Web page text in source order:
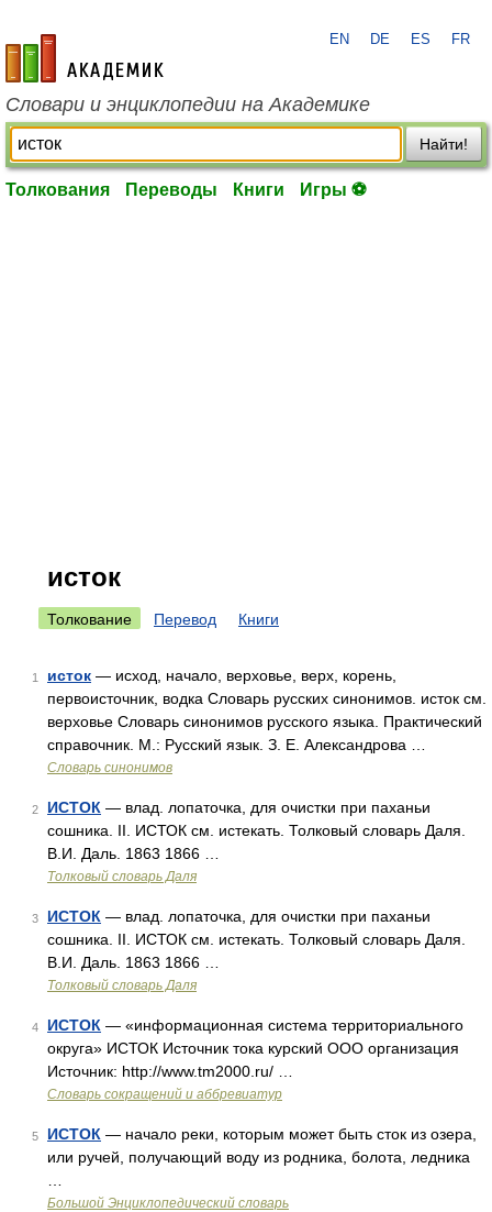
academic.ru
EN DE ES FR
Словари и энциклопедии на Академике
Найти!
Толкования Переводы Книги Игры ⚽
исток
Толкование Перевод Книги
1 исток — исход, начало, верховье, верх, корень,
первоисточник, водка Словарь русских синонимов. исток см.
верховье Словарь синонимов русского языка. Практический
справочник. М.: Русский язык. З. Е. Александрова …
Словарь синонимов
2 ИСТОК — влад. лопаточка, для очистки при паханьи
сошника. II. ИСТОК см. истекать. Толковый словарь Даля.
В.И. Даль. 1863 1866 …
Толковый словарь Даля
3 ИСТОК — влад. лопаточка, для очистки при паханьи
сошника. II. ИСТОК см. истекать. Толковый словарь Даля.
В.И. Даль. 1863 1866 …
Толковый словарь Даля
4 ИСТОК — «информационная система территориального
округа» ИСТОК Источник тока курский ООО организация
Источник: http://www.tm2000.ru/ …
Словарь сокращений и аббревиатур
5 ИСТОК — начало реки, которым может быть сток из озера,
или ручей, получающий воду из родника, болота, ледника
Большой Энциклопедический словарь